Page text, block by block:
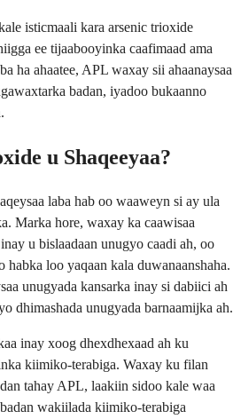
isticmaali kara arsenic trioxide
ee tijaabooyinka caafimaad ama
ha ahaatee, APL waxay sii ahaanaysaa
badan, iyadoo bukaanno
u Shaqeeyaa?
laba hab oo waaweyn si ay ula
Marka hore, waxay ka caawisaa
u bislaadaan unugyo caadi ah, oo
habka loo yaqaan kala duwanaanshaha.
unugyada kansarka inay si dabiici ah
dhimashada unugyada barnaamijka ah.
inay xoog dhexdhexaad ah ku
kiimiko-terabiga. Waxay ku filan
tahay APL, laakiin sidoo kale waa
wakiilada kiimiko-terabiga